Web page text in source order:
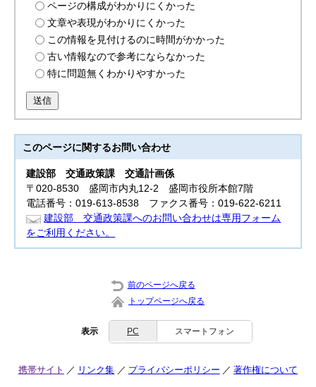
ページの構成がわかりにくかった
文章や表現がわかりにくかった
この情報を見付けるのに時間がかかった
古い情報なので参考にならなかった
特に問題無くわかりやすかった
送信
このページに関するお問い合わせ
建設部交通政策課 交通計画係
〒020-8530 盛岡市内丸12-2 盛岡市役所本館7階
電話番号：019-613-8538 ファクス番号：019-622-6211
建設部 交通政策課へのお問い合わせは専用フォーム
をご利用ください。
前のページへ戻る
トップページへ戻る
表示 PC スマートフォン
携帯サイト リンク集 プライバシーポリシー 著作権について